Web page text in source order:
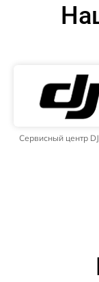
Сервисный центр